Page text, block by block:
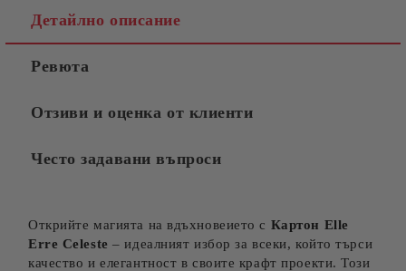
Детайлно описание
Ревюта
Отзиви и оценка от клиенти
Често задавани въпроси
Открийте магията на вдъхновеието с Картон Elle
Erre Celeste– идеалният избор за всеки, който търси
качество и елегантност в своите крафт проекти. Този